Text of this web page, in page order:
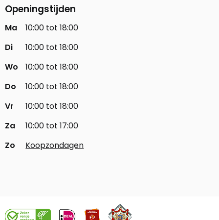
Openingstijden
Ma
10:00 tot 18:00
Di
10:00 tot 18:00
Wo
10:00 tot 18:00
Do
10:00 tot 18:00
Vr
10:00 tot 18:00
Za
10:00 tot 17:00
Zo
Koopzondagen